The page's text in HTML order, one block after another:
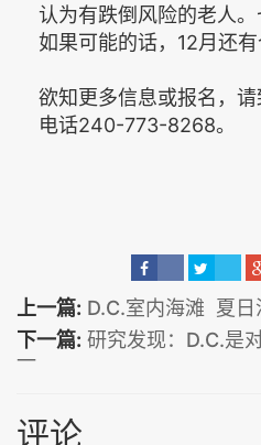
认为有跌倒风险的老人。
如果可能的话，12月还有
欲知更多信息或报名，请
电话240-773-8268。
上一篇: D.C.室内海滩 夏日
下一篇: 研究发现：D.C.是
一
评论